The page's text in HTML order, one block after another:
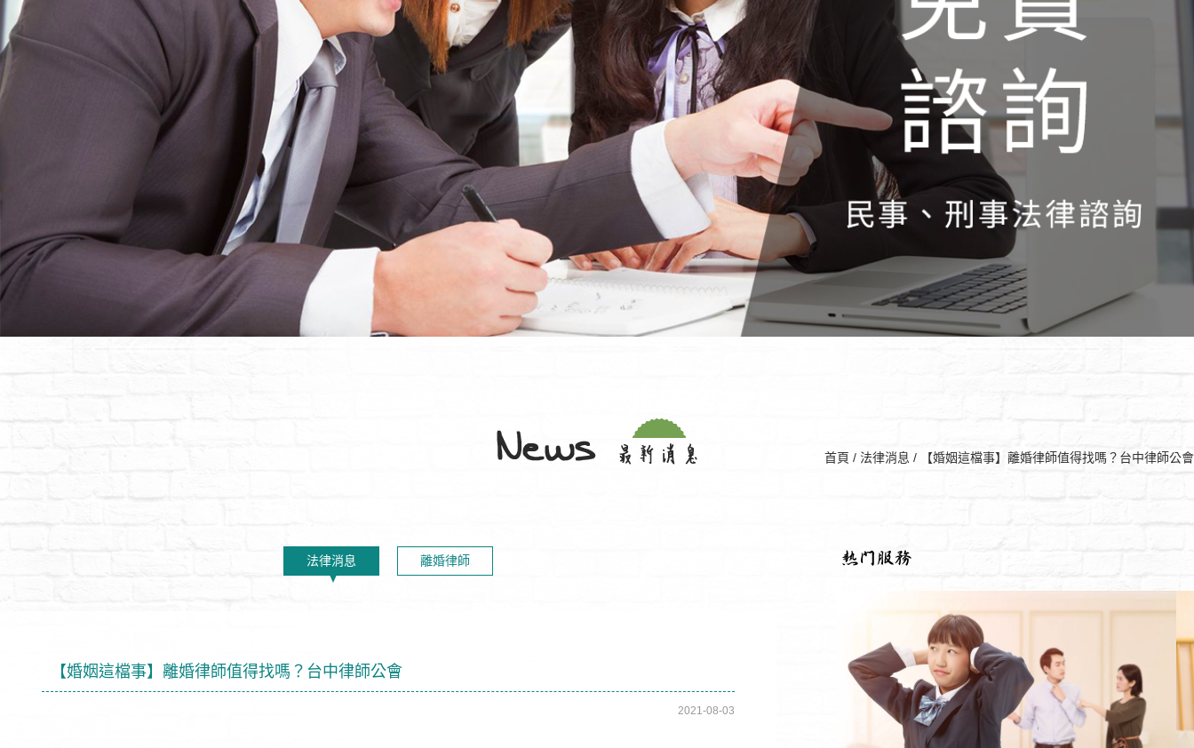
首頁 / 法律消息 / 【婚姻這檔事】離婚律師值得找嗎？台中律師公會
法律消息 離婚律師
【婚姻這檔事】離婚律師值得找嗎？台中律師公會
2021-08-03